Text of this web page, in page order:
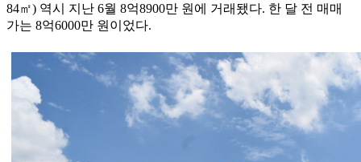
84㎡) 역시 지난 6월 8억8900만 원에 거래됐다. 한 달 전 매매
가는 8억6000만 원이었다.